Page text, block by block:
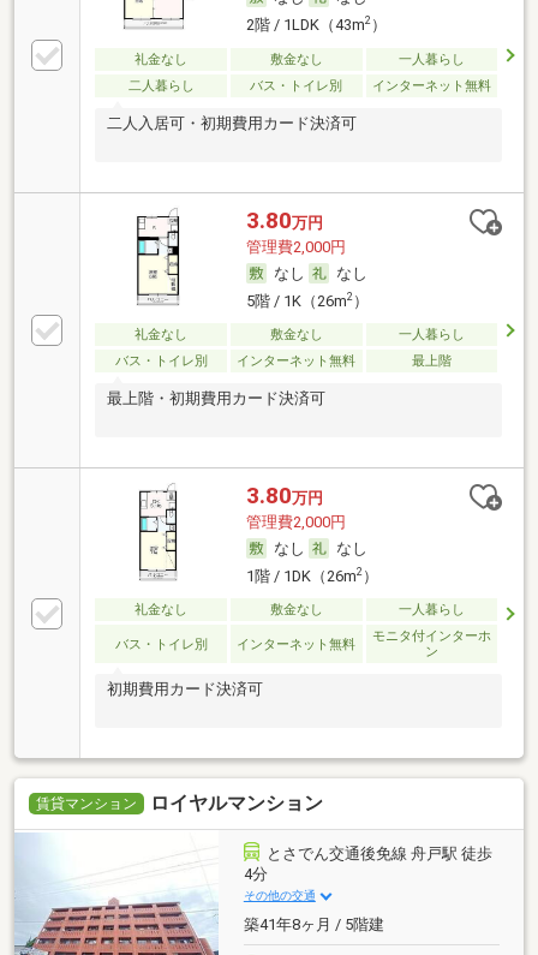
2階 / 1LDK（43m2）
礼金なし 敷金なし
一人暮らし
二人暮らし
バス・トイレ別 インターネット無料
二人入居可・初期費用カード決済可
3.80万円
管理費2,000円
なし
なし
5階 / 1K（26m2）
礼金なし 敷金なし
一人暮らし
バス・トイレ別
インターネット無料 最上階
最上階・初期費用カード決済可
3.80万円
管理費2,000円
なし
なし
1階 / 1DK（26m2）
礼金なし 敷金なし 一人暮らし
バス・トイレ別 インターネット無料
モニタ付インターホ
ン
初期費用カード決済可
賃貸マンション ロイヤルマンション
とさでん交通後免線 舟戸駅 徒歩
4分
その他の交通
築41年8ヶ月 / 5階建